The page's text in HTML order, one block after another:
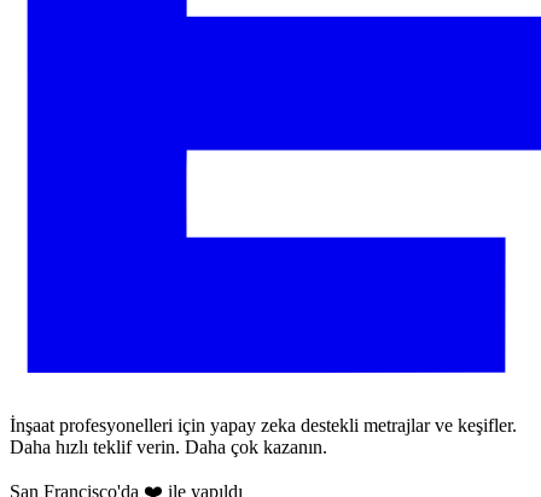
İnşaat profesyonelleri için yapay zeka destekli metrajlar ve keşifler.
Daha hızlı teklif verin. Daha çok kazanın.
San Francisco'da ❤️ ile yapıldı